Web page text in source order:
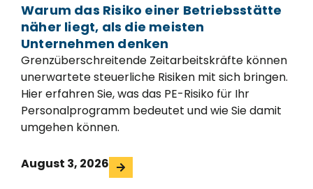
Warum das Risiko einer Betriebsstätte
näher liegt, als die meisten
Unternehmen denken
Grenzüberschreitende Zeitarbeitskräfte können
unerwartete steuerliche Risiken mit sich bringen.
Hier erfahren Sie, was das PE-Risiko für Ihr
Personalprogramm bedeutet und wie Sie damit
umgehen können.
August 3, 2026